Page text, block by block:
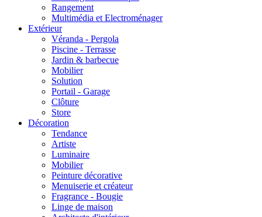
Rangement
Multimédia et Electroménager
Extérieur
Véranda - Pergola
Piscine - Terrasse
Jardin & barbecue
Mobilier
Solution
Portail - Garage
Clôture
Store
Décoration
Tendance
Artiste
Luminaire
Mobilier
Peinture décorative
Menuiserie et créateur
Fragrance - Bougie
Linge de maison